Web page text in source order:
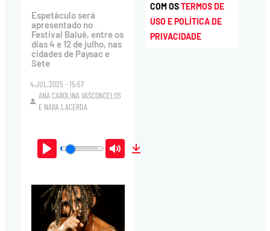
Espetáculo será
apresentado no
Festival Baluê, entre os
dias 4 e 12 de julho, nas
cidades de Paysac e
Sète
4.JUL.2025 - 15:57
ANA CAROLINA VASCONCELOS
E NARA LACERDA
Play Mute
COM OSTERMOS DE
USO E POLÍTICA DE
PRIVACIDADE